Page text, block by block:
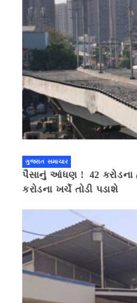
ગુજરાત સમાચાર
પૈસાનું આંધણ ! 42 કરોડના
કરોડના ખર્ચે તોડી પડાશે